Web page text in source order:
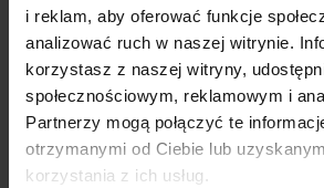
i reklam, aby oferować funkcje
analizować ruch w naszej witrynie.
korzystasz z naszej witryny,
społecznościowym, reklamowym i
Partnerzy mogą połączyć te
otrzymanymi od Ciebie lub
korzystania z ich usług.
Materiał aluminium
Kolory: czarny, biały
Sposób montażu ściana
Producent: AQform
Gwarancja: 5 lat
Dodatkowe informacje: